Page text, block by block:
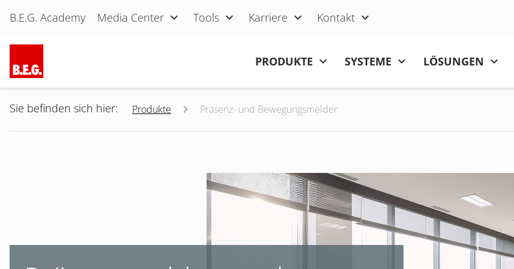
Navigation überspringen
B.E.G. Academy Media Center Tools Karriere Kontakt
PRODUKTE SYSTEME LÖSUNGEN
Sie befinden sich hier: Produkte Präsenz- und Bewegungsmelder